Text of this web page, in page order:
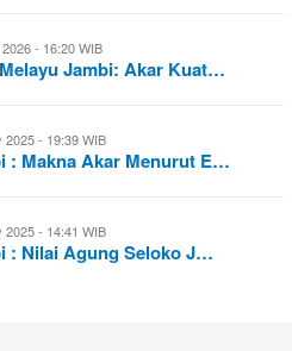
- 16:20 WIB
Jambi: Akar Kuat…
2025 - 19:39 WIB
: Makna Akar Menurut E…
2025 - 14:41 WIB
: Nilai Agung Seloko J…